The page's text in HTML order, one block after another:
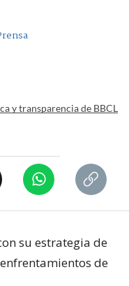
y transparencia de BBCL
su estrategia de
de